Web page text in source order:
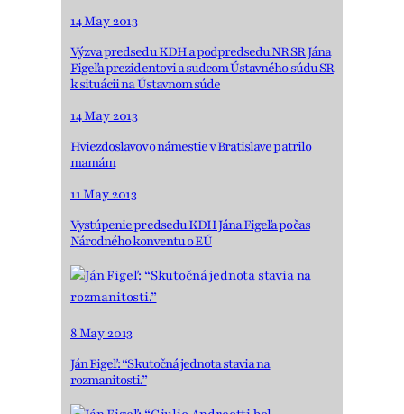
14 May 2013
Výzva predsedu KDH a podpredsedu NR SR Jána
Figeľa prezidentovi a sudcom Ústavného súdu SR
k situácii na Ústavnom súde
14 May 2013
Hviezdoslavovo námestie v Bratislave patrilo
mamám
11 May 2013
Vystúpenie predsedu KDH Jána Figeľa počas
Národného konventu o EÚ
8 May 2013
Ján Figeľ: “Skutočná jednota stavia na
rozmanitosti.”